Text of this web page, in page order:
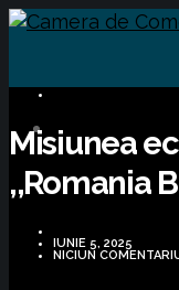
Misiunea
,,Romania
IUNIE 5, 2025
NICIUN